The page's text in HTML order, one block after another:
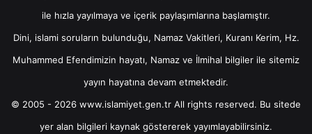
ile hızla yayılmaya ve içerik paylaşımlarına başlamıştır.
Dini, islami soruların bulunduğu, Namaz Vakitleri, Kuranı Kerim, Hz.
Muhammed Efendimizin hayatı, Namaz ve İlmihal bilgiler ile sitemiz
yayın hayatına devam etmektedir.
© 2005 - 2026 www.islamiyet.gen.tr All rights reserved. Bu sitede
yer alan bilgileri kaynak göstererek yayımlayabilirsiniz.